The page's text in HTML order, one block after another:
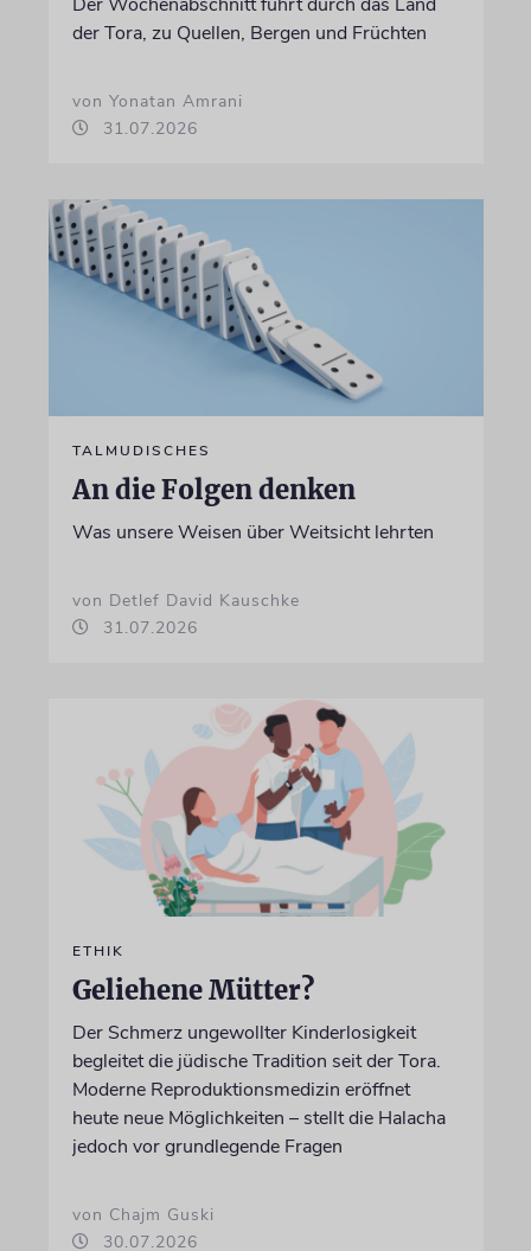
der Tora, zu Quellen, Bergen und Früchten
von Yonatan Amrani
31.07.2026
TALMUDISCHES
An die Folgen denken
Was unsere Weisen über Weitsicht lehrten
von Detlef David Kauschke
31.07.2026
ETHIK
Geliehene Mütter?
Der Schmerz ungewollter Kinderlosigkeit
begleitet die jüdische Tradition seit der Tora.
Moderne Reproduktionsmedizin eröffnet
heute neue Möglichkeiten – stellt die Halacha
jedoch vor grundlegende Fragen
von Chajm Guski
30.07.2026